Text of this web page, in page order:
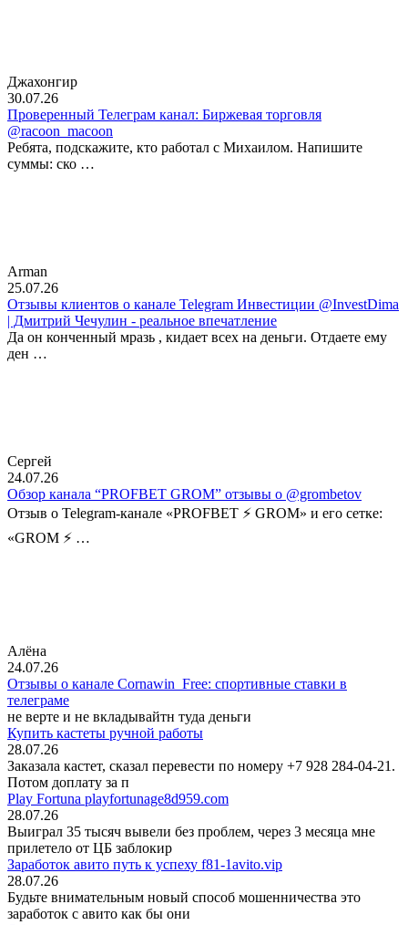
Джахонгир
30.07.26
Проверенный Телеграм канал: Биржевая торговля
@racoon_macoon
Ребята, подскажите, кто работал с Михаилом. Напишите
суммы: ско …
Arman
25.07.26
Отзывы клиентов о канале Telegram Инвестиции @InvestDima
| Дмитрий Чечулин - реальное впечатление
Да он конченный мразь , кидает всех на деньги. Отдаете ему
ден …
Сергей
24.07.26
Обзор канала “PROFBET GROM” отзывы о @grombetov
Отзыв о Telegram-канале «PROFBET ⚡️ GROM» и его сетке:
«GROM ⚡️ …
Алёна
24.07.26
Отзывы о канале Cornawin_Free: спортивные ставки в
телеграме
не верте и не вкладывайтн туда деньги
Купить кастеты ручной работы
28.07.26
Заказала кастет, сказал перевести по номеру +7 928 284-04-21.
Потом доплату за п
Play Fortuna playfortunage8d959.com
28.07.26
Выиграл 35 тысяч вывели без проблем, через 3 месяца мне
прилетело от ЦБ заблокир
Заработок авито путь к успеху f81-1avito.vip
28.07.26
Будьте внимательным новый способ мошенничества это
заработок с авито как бы они